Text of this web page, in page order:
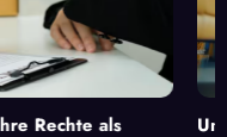
Unverzichtbare